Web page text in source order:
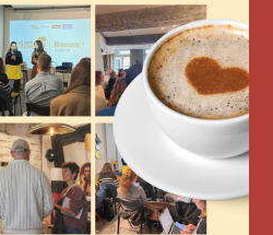
section “Content Protection”,
peut être automatique
de Meta.
original devrait
suivre les “matchs”. Vous
qui le partagent, etc.
match selon vos choix. Vous